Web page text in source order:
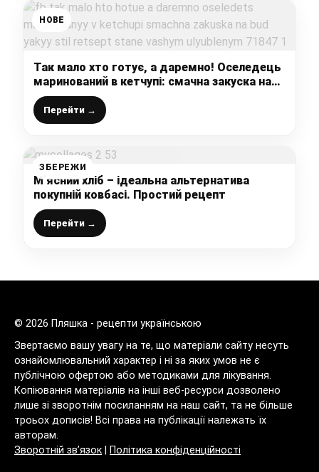
НОВЕ
Так мало хто готує, а даремно! Оселедець
маринований в кетчупі: смачна закуска на
будь-який стіл, рецепт стане вашим
улюбленим
Перейти →
ЗБЕРЕЖИ
М’ясний хліб – ідеальна альтернатива
покупній ковбасі. Простий рецепт
Перейти →
© 2026 Пляшка - рецепти українською
Звертаємо вашу увагу на те, що матеріали сайту несуть
ознайомлювальний характер і ні за яких умов не є
публічною офертою або методиками для лікування.
Копіювання матеріалів на інші веб-ресурси дозволено
лише зі зворотнім посиланням на наш сайт, та не більше
троьох дописів! Всі права на публікації належать їх
авторам.
Зворотній зв’язок
Політика конфіденційності